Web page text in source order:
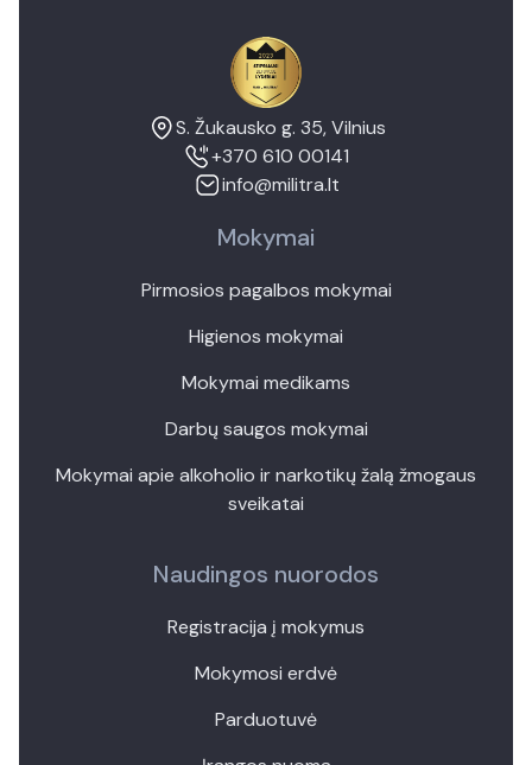
S. Žukausko g. 35, Vilnius
+370 610 00141
info@militra.lt
Mokymai
Pirmosios pagalbos mokymai
Higienos mokymai
Mokymai medikams
Darbų saugos mokymai
Mokymai apie alkoholio ir narkotikų žalą žmogaus
sveikatai
Naudingos nuorodos
Registracija į mokymus
Mokymosi erdvė
Parduotuvė